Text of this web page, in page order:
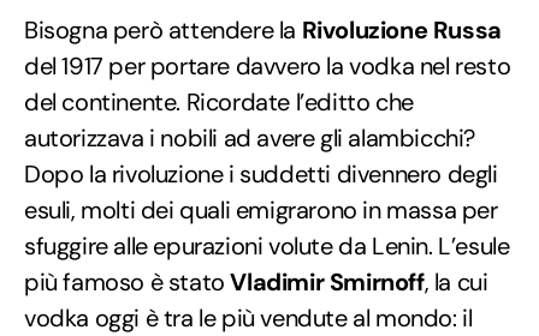
Bisogna però attendere la Rivoluzione Russa
del 1917 per portare davvero la vodka nel resto
del continente. Ricordate l’editto che
autorizzava i nobili ad avere gli alambicchi?
Dopo la rivoluzione i suddetti divennero degli
esuli, molti dei quali emigrarono in massa per
sfuggire alle epurazioni volute da Lenin. L’esule
più famoso è statoVladimir Smirnoff, la cui
vodka oggi è tra le più vendute al mondo: il